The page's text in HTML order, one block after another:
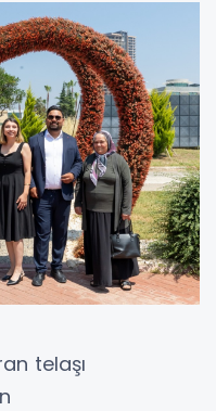
telaşı